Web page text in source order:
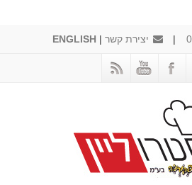
| יצירת קשר |
ENGLISH